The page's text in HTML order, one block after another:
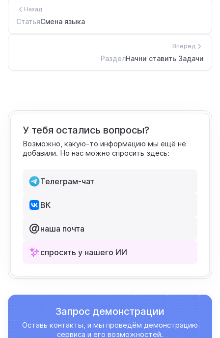
Назад
СтатьяСмена языка
Вперед
РазделНачни ставить Задачи
У тебя остались вопросы?
Возможно, какую-то информацию мы ещё не
добавили. Но нас можно спросить здесь:
Телеграм-чат
ВК
наша почта
спросить у нашего ИИ
Запрос демонстрации
Оставь контакты, и мы проведём демонстрацию
сервиса и его возможностей.